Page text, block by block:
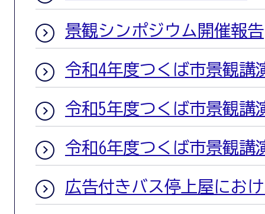
景観シンポジウム開催報告
令和4年度つくば市景観講
令和5年度つくば市景観講
令和6年度つくば市景観講
広告付きバス停上屋にお